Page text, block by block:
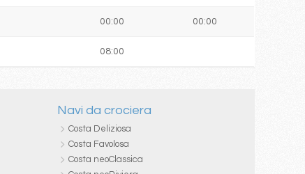
00:00 00:00
08:00
Navi da crociera
Costa Deliziosa
Costa Favolosa
Costa neoClassica